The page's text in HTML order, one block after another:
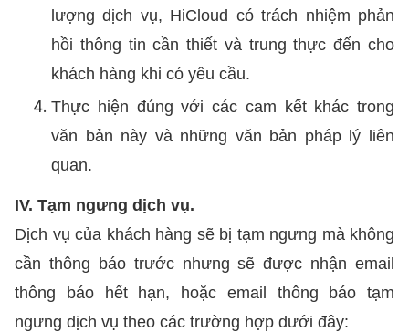
lượng dịch vụ, HiCloud có trách nhiệm phản
hồi thông tin cần thiết và trung thực đến cho
khách hàng khi có yêu cầu.
Thực hiện đúng với các cam kết khác trong
văn bản này và những văn bản pháp lý liên
quan.
IV. Tạm ngưng dịch vụ.
Dịch vụ của khách hàng sẽ bị tạm ngưng mà không
cần thông báo trước nhưng sẽ được nhận email
thông báo hết hạn, hoặc email thông báo tạm
ngưng dịch vụ theo các trường hợp dưới đây: